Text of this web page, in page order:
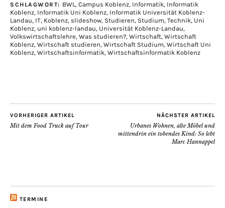
SCHLAGWORT: BWL, Campus Koblenz, Informatik, Informatik
Koblenz, Informatik Uni Koblenz, Informatik Universität Koblenz-
Landau, IT, Koblenz, slideshow, Studieren, Studium, Technik, Uni
Koblenz, uni koblenz-landau, Universität Koblenz-Landau,
Volkswirtschaftslehre, Was studieren?, Wirtschaft, Wirtschaft
Koblenz, Wirtschaft studieren, Wirtschaft Studium, Wirtschaft Uni
Koblenz, Wirtschaftsinformatik, Wirtschaftsinformatik Koblenz
VORHERIGER ARTIKEL
Mit dem Food Truck auf Tour
NÄCHSTER ARTIKEL
Urbanes Wohnen, alte Möbel und
mittendrin ein tobendes Kind: So lebt
Marc Hannappel
TERMINE